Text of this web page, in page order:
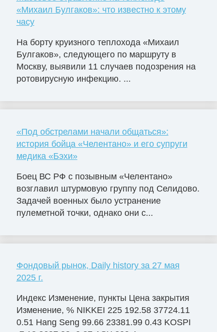
«Михаил Булгаков»: что известно к этому
часу
На борту круизного теплохода «Михаил
Булгаков», следующего по маршруту в
Москву, выявили 11 случаев подозрения на
ротовирусную инфекцию. ...
«Под обстрелами начали общаться»:
история бойца «Челентано» и его супруги
медика «Бэхи»
Боец ВС РФ с позывным «Челентано»
возглавил штурмовую группу под Селидово.
Задачей военных было устранение
пулеметной точки, однако они с...
Фондовый рынок, Daily history за 27 мая
2025 г.
Индекс Изменение, пункты Цена закрытия
Изменение, % NIKKEI 225 192.58 37724.11
0.51 Hang Seng 99.66 23381.99 0.43 KOSPI